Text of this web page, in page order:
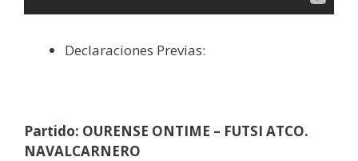
Declaraciones Previas:
Partido: OURENSE ONTIME – FUTSI ATCO.
NAVALCARNERO